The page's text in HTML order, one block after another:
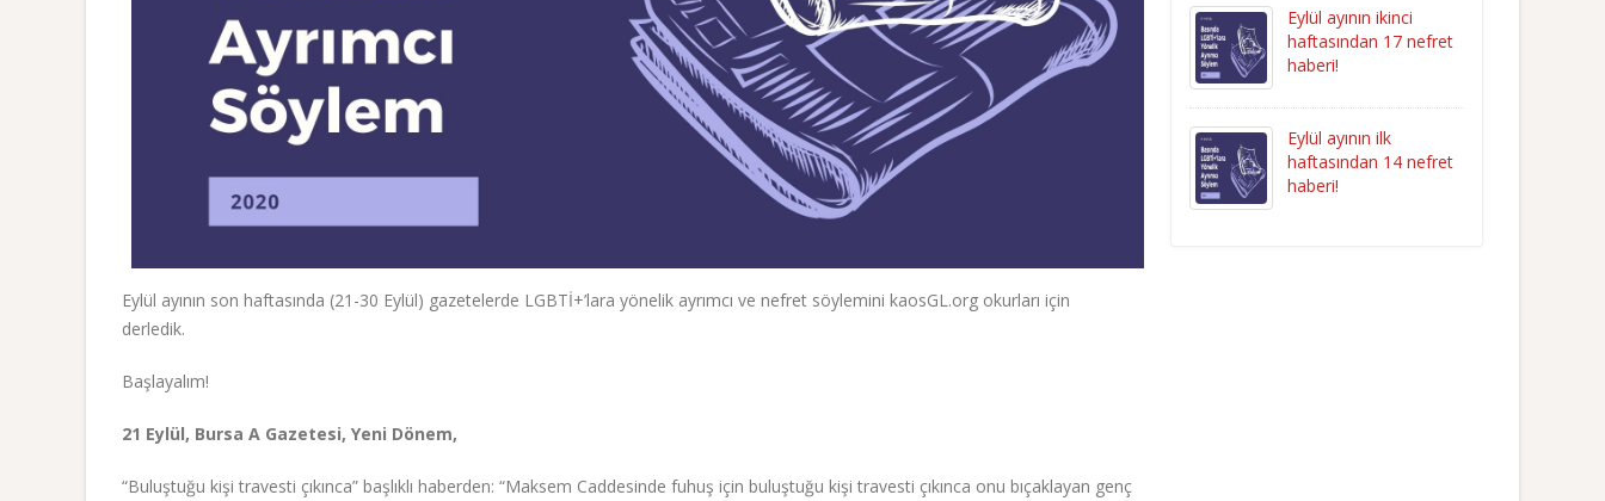
Eylül ayının son haftasında (21-30 Eylül) gazetelerde LGBTİ+’lara yönelik ayrımcı ve nefret söylemini kaosGL.org okurları için
derledik.
Başlayalım!
21 Eylül, Bursa A Gazetesi, Yeni Dönem,
“Buluştuğu kişi travesti çıkınca” başlıklı haberden: “Maksem Caddesinde fuhuş için buluştuğu kişi travesti çıkınca onu bıçaklayan genç
Eylül ayının ikinci
haftasından 17 nefret
haberi!
Eylül ayının ilk
haftasından 14 nefret
haberi!